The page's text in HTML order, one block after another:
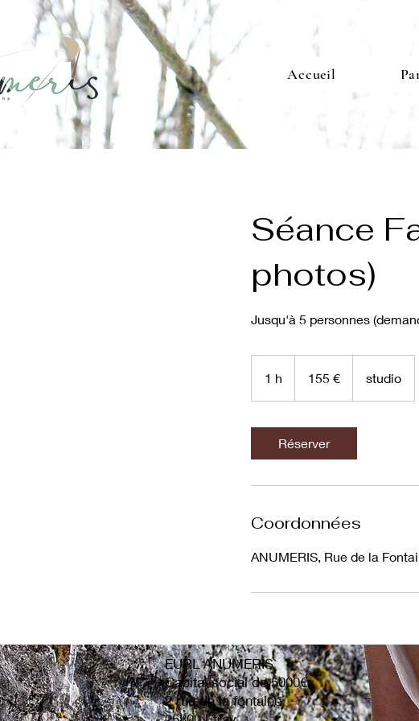
Accueil
Séance
photos)
Jusqu'à 5 personnes
1 h 155 € studio
Réserver
Coordonnées
ANUMERIS, Rue de la
EURL ANUMERIS
Capital social de 5000€
2 rue de la fontaine